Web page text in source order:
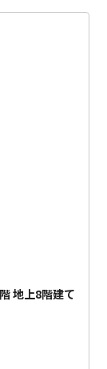
よし。
らない人には
シュな暮らし
地上8階建て